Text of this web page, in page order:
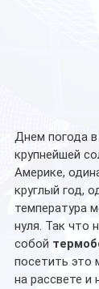
Днем погода
крупнейшей
Америке,
круглый год,
температура
нуля. Так что
собой
посетить это
на рассвете и